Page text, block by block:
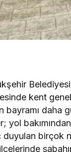
kent
bayramı
yol
birçok